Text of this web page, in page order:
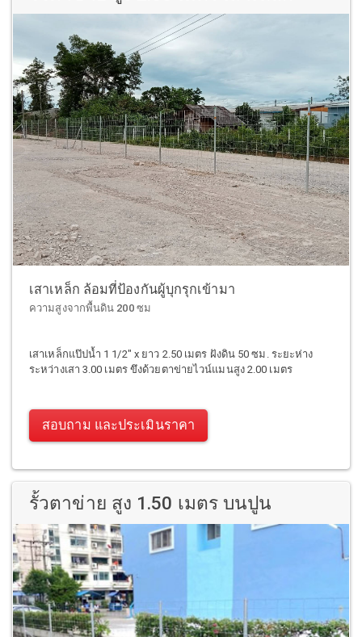
เสาเหล็ก ล้อมที่ป้องกันผู้บุกรุกเข้ามา
ความสูงจากพื้นดิน 200 ซม
เสาเหล็กแป๊ปน้ำ 1 1/2" x ยาว 2.50 เมตร ฝังดิน 50 ซม. ระยะห่าง
ระหว่างเสา 3.00 เมตร ขึงด้วยตาข่ายไวน์แมนสูง 2.00 เมตร
สอบถาม และประเมินราคา
รั้วตาข่าย สูง 1.50 เมตร บนปูน